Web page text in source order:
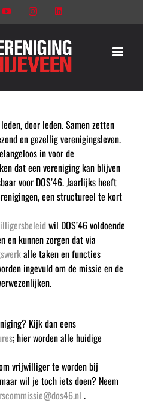
YouTubeInstagram
door leden. Samen zetten
en gezellig verenigingsleven.
in voor de
dat een vereniging kan blijven
voor DOS’46. Jaarlijks heeft
een structureel te kort
wil DOS’46 voldoende
en kunnen zorgen dat via
alle taken en functies
ingevuld om de missie en de
Kijk dan eens
; hier worden alle huidige
vrijwilliger te worden bij
wil je toch iets doen? Neem
.